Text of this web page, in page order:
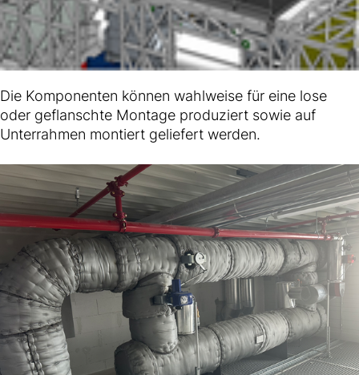
Die Komponenten können wahlweise für eine lose
oder geflanschte Montage produziert sowie auf
Unterrahmen montiert geliefert werden.